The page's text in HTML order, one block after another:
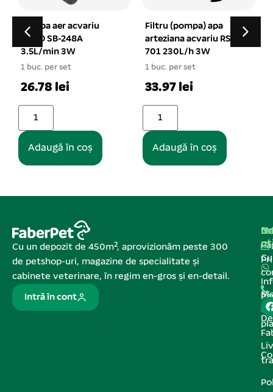
Filtru (pompa) apa
arteziana acvariu RS-
701 230L/h 3W
1 buc. per set
33.97 lei
Adaugă în coș
Mei ciorchina pentru
pasari 70 gr – TROPUS
1 buc. per set
6.68 lei
Cu un depozit de 450m², aprovizionăm peste 300
de petshop-uri, magazine de specialitate și
cabinete veterinare, în regim en-gros și en-detail.
Intră în cont
de